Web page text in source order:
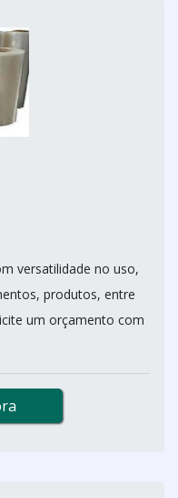
versatilidade no uso,
produtos, entre
um orçamento com